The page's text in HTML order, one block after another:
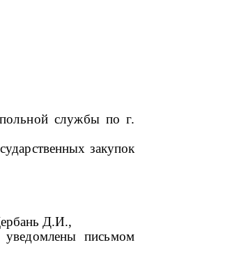
службы по г.
закупок
Д.И.,
письмом